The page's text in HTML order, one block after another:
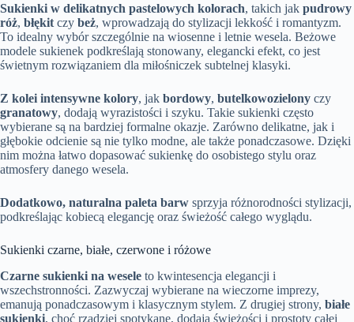
Sukienki w delikatnych pastelowych kolorach, takich jak pudrowy
róż, błękit czy beż, wprowadzają do stylizacji lekkość i romantyzm.
To idealny wybór szczególnie na wiosenne i letnie wesela. Beżowe
modele sukienek podkreślają stonowany, elegancki efekt, co jest
świetnym rozwiązaniem dla miłośniczek subtelnej klasyki.
Z kolei intensywne kolory, jak bordowy, butelkowozielony czy
granatowy, dodają wyrazistości i szyku. Takie sukienki często
wybierane są na bardziej formalne okazje. Zarówno delikatne, jak i
głębokie odcienie są nie tylko modne, ale także ponadczasowe. Dzięki
nim można łatwo dopasować sukienkę do osobistego stylu oraz
atmosfery danego wesela.
Dodatkowo, naturalna paleta barw sprzyja różnorodności stylizacji,
podkreślając kobiecą elegancję oraz świeżość całego wyglądu.
Sukienki czarne, białe, czerwone i różowe
Czarne sukienki na wesele to kwintesencja elegancji i
wszechstronności. Zazwyczaj wybierane na wieczorne imprezy,
emanują ponadczasowym i klasycznym stylem. Z drugiej strony, białe
sukienki, choć rzadziej spotykane, dodają świeżości i prostoty całej